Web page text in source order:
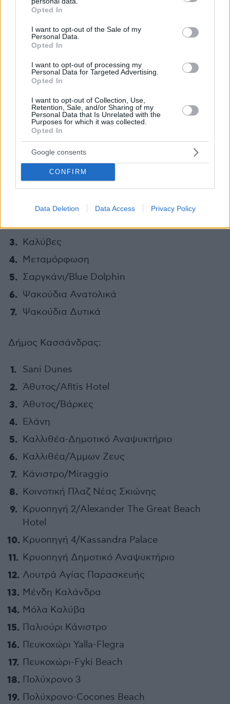
grant or deny consent to Google and its third-party tags to
use your data for below specified purposes in below Google
consent section.
Opted In
I want to opt-out of the Sale of my
Personal Data.
Opted In
I want to opt-out of processing my
Personal Data for Targeted Advertising.
Opted In
I want to opt-out of Collection, Use,
Retention, Sale, and/or Sharing of my
Personal Data that Is Unrelated with the
Purposes for which it was collected.
Opted In
Google consents
CONFIRM
Data Deletion Data Access Privacy Policy
Αρμενιστής
Δήμος Πολυγύρου:
Γερακινή
Γερακινή/Ikos Olivia
Καλύβες
Μεταμόρφωση
Σαργκάνι/Blue Dolphin
Ψακούδια Ανατολικά
Ψακούδια Δυτικά
Δήμος Κασσάνδρας:
Sani Dunes
Άθυτος/Afitis Hotel
Άθυτος/Βάρκες
Ελάνη
Καλλιθέα-Δημοτικό Αναψυκτήριο
Καλλιθέα/Άμμων Ζευς
Κάνιστρο/Miraggio
Κοινοτική Πλαζ Νέας Σκιώνης
Κρυοπηγή 2/Alexander Τhe Great Beach
Hotel
Κρυοπηγή 4/Kassandra Palace
Κρυοπηγή Δημοτικό Αναψυκτήριο
Λουτρά Αγίας Παρασκευής
Μένδη Καλάνδρα
Μόλα Καλύβα
Παλιούρι Κάνιστρο
Πευκοχώρι Yalla-Flegra
Πευκοχώρι-Fyki Beach
Πολύχρονο 3
Πολύχρονο-Cocones Beach